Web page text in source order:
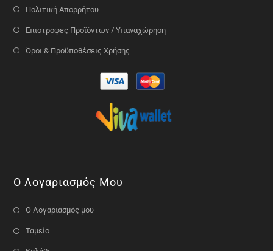
Πολιτική Απορρήτου
Επιστροφές Προϊόντων / Υπαναχώρηση
Όροι & Προϋποθέσεις Χρήσης
Ο Λογαριασμός Μου
Ο Λογαριασμός μου
Ταμείο